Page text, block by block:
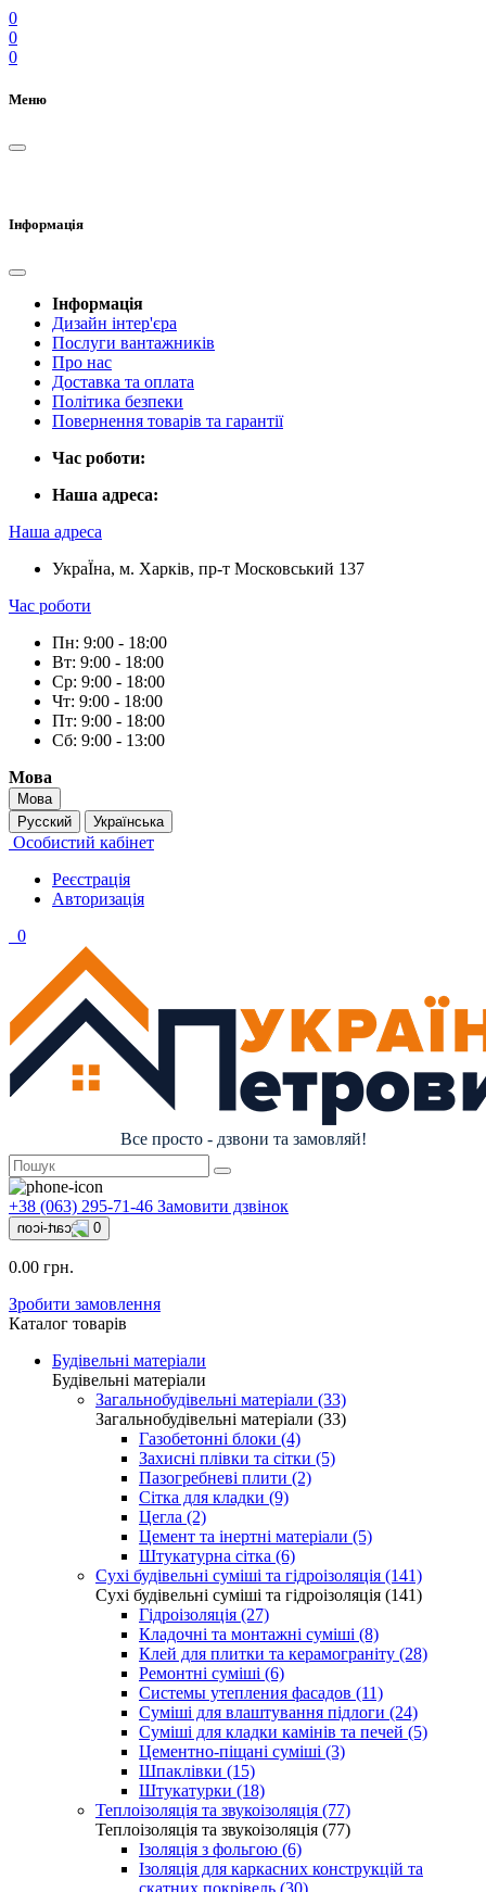
0
0
0
Меню
Інформація
Інформація
Дизайн інтер'єра
Послуги вантажників
Про нас
Доставка та оплата
Політика безпеки
Повернення товарів та гарантії
Час роботи:
Наша адреса:
Наша адреса
УкраЇна, м. Харків, пр-т Московський 137
Час роботи
Пн: 9:00 - 18:00
Вт: 9:00 - 18:00
Ср: 9:00 - 18:00
Чт: 9:00 - 18:00
Пт: 9:00 - 18:00
Сб: 9:00 - 13:00
Мова
Мова
Русский
Українська
Особистий кабінет
Реєстрація
Авторизація
0
Все просто - дзвони та замовляй!
+38 (063) 295-71-46 Замовити дзвінок
0
0.00 грн.
Зробити замовлення
Каталог товарів
Будівельні матеріали
Будівельні матеріали
Загальнобудівельні матеріали (33)
Загальнобудівельні матеріали (33)
Газобетонні блоки (4)
Захисні плівки та сітки (5)
Пазогребневі плити (2)
Сітка для кладки (9)
Цегла (2)
Цемент та інертні матеріали (5)
Штукатурна сітка (6)
Сухі будівельні суміші та гідроізоляція (141)
Сухі будівельні суміші та гідроізоляція (141)
Гідроізоляція (27)
Кладочні та монтажні суміші (8)
Клей для плитки та керамограніту (28)
Ремонтні суміші (6)
Системы утепления фасадов (11)
Суміші для влаштування підлоги (24)
Суміші для кладки камінів та печей (5)
Цементно-піщані суміші (3)
Шпаклівки (15)
Штукатурки (18)
Теплоізоляція та звукоізоляція (77)
Теплоізоляція та звукоізоляція (77)
Ізоляція з фольгою (6)
Ізоляція для каркасних конструкцій та
скатних покрівель (30)